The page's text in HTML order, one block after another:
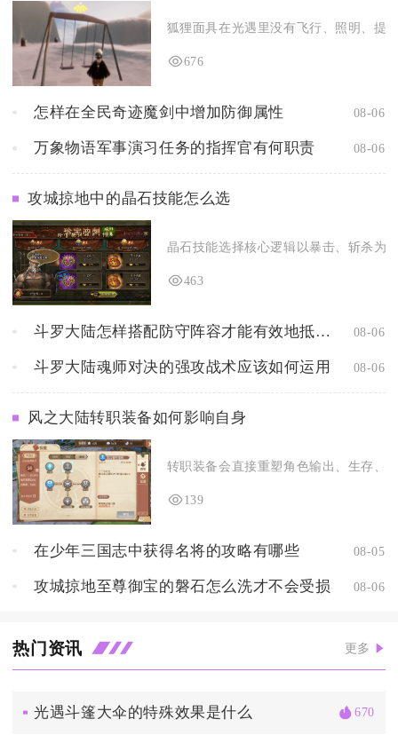
狐狸面具在光遇里没有飞行、照明、提
676
怎样在全民奇迹魔剑中增加防御属性 08-06
万象物语军事演习任务的指挥官有何职责 08-06
攻城掠地中的晶石技能怎么选
晶石技能选择核心逻辑以暴击、斩杀为
463
斗罗大陆怎样搭配防守阵容才能有效地抵挡蓝银皇的攻击 08-06
斗罗大陆魂师对决的强攻战术应该如何运用 08-06
风之大陆转职装备如何影响自身
转职装备会直接重塑角色输出、生存、
139
在少年三国志中获得名将的攻略有哪些 08-05
攻城掠地至尊御宝的磐石怎么洗才不会受损 08-06
热门资讯 更多
光遇斗篷大伞的特殊效果是什么 670